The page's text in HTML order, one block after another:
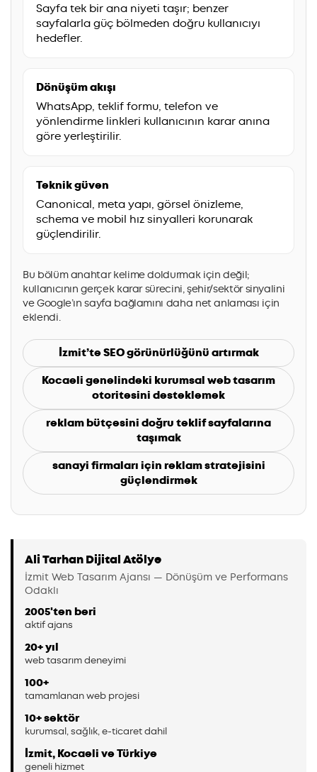
Sayfa tek bir ana niyeti taşır; benzer
sayfalarla güç bölmeden doğru kullanıcıyı
hedefler.
Dönüşüm akışı
WhatsApp, teklif formu, telefon ve
yönlendirme linkleri kullanıcının karar anına
göre yerleştirilir.
Teknik güven
Canonical, meta yapı, görsel önizleme,
schema ve mobil hız sinyalleri korunarak
güçlendirilir.
Bu bölüm anahtar kelime doldurmak için değil;
kullanıcının gerçek karar sürecini, şehir/sektör sinyalini
ve Google’ın sayfa bağlamını daha net anlaması için
eklendi.
İzmit’te SEO görünürlüğünü artırmak
Kocaeli genelindeki kurumsal web tasarım
otoritesini desteklemek
reklam bütçesini doğru teklif sayfalarına
taşımak
sanayi firmaları için reklam stratejisini
güçlendirmek
Ali Tarhan Dijital Atölye
İzmit Web Tasarım Ajansı — Dönüşüm ve Performans
Odaklı
2005'ten beri
aktif ajans
20+ yıl
web tasarım deneyimi
100+
tamamlanan web projesi
10+ sektör
kurumsal, sağlık, e-ticaret dahil
İzmit, Kocaeli ve Türkiye
geneli hizmet